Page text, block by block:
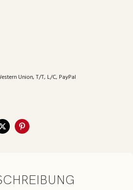
Union, T/T, L/C, PayPal